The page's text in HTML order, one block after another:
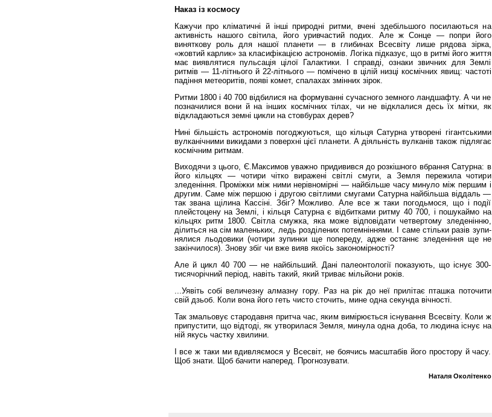
Наказ із космосу
Кажучи про кліматичні й інші при­родні ритми, вчені здебільшого поси­лаються на
активність нашого світила, його уривчастий подих. Але ж Сонце — попри його
виняткову роль для нашої планети — в глибинах Всесвіту лише рядова зірка,
«жовтий карлик» за кла­сифікацією астрономів. Логіка підказує, що в ритмі його життя
має виявлятися пульсація цілої Галактики. І справді, ознаки звичних для Землі
ритмів — 11-літнього й 22-літнього — помічено в цілій низці космічних явищ: частоті
падіння метеоритів, появі комет, спала­хах змінних зірок.
Ритми 1800 і 40 700 відбилися на формуванні сучасного земного ландшафту. А чи не
позначилися вони й на інших космічних тілах, чи не відклалися десь їх мітки, як
відкладаються земні цикли на стовбурах дерев?
Нині більшість астрономів погоджу­ються, що кільця Сатурна утворені гі­гантськими
вулканічними викидами з поверхні цієї планети. А діяльність вул­канів також підлягає
космічним рит­мам.
Виходячи з цього, Є.Максимов уважно придивився до розкішного вбрання Сатурна: в
його кільцях — чо­тири чітко виражені світлі смуги, а Зем­ля пережила чотири
зледеніння. Про­міжки між ними нерівномірні — най­більше часу минуло між першим і
дру­гим. Саме між першою і другою світ­лими смугами Сатурна найбільша від­даль —
так звана щілина Кассіні. Збіг? Можливо. Але все ж таки погодьмося, що і події
плейстоцену на Землі, і кільця Сатурна є відбитками ритму 40 700, і пошукаймо на
кільцях ритм 1800. Світла смужка, яка може відпові­дати четвертому зледенінню,
ділиться на сім маленьких, ледь розділених по­темніннями. І саме стільки разів зупи­
нялися льодовики (чотири зупинки ще попереду, адже останнє зледеніння ще не
закінчилося). Знову збіг чи вже вияв якоїсь закономірності?
Але й цикл 40 700 — не найбільший. Дані палеонтології показують, що існує 300-
тисячорічний період, навіть такий, який триває мільйони років.
...Уявіть собі величезну алмазну го­ру. Раз на рік до неї прилітає пташка поточити
свій дзьоб. Коли вона його геть чисто сточить, мине одна секунда вічності.
Так змальовує стародавня притча час, яким вимірюється існування Всесвіту. Коли ж
припустити, що відтоді, як утво­рилася Земля, минула одна доба, то людина існує на
ній якусь частку хви­лини.
І все ж таки ми вдивляємося у Всесвіт, не боячись масштабів його простору й часу.
Щоб знати. Щоб бачити напе­ред. Прогнозувати.
Наталя Околітенко